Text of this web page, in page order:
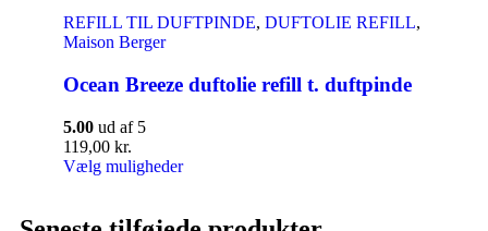
REFILL TIL DUFTPINDE, DUFTOLIE REFILL,
Maison Berger
Ocean Breeze duftolie refill t. duftpinde
5.00 ud af 5
119,00 kr.
Vælg muligheder